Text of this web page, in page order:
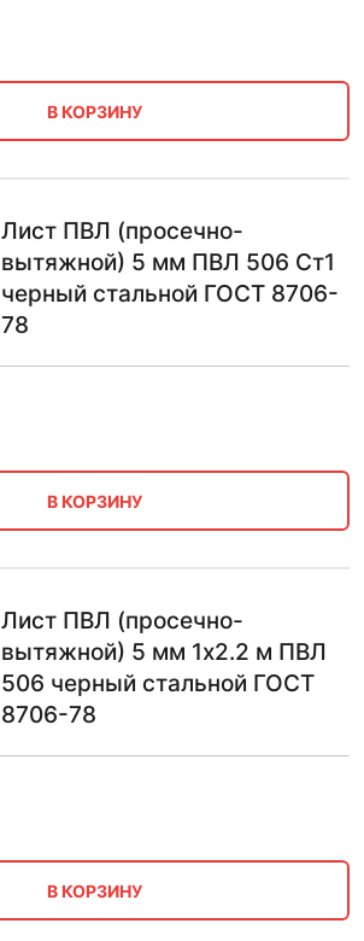
В КОРЗИНУ
Лист ПВЛ (просечно-
вытяжной) 5 мм ПВЛ 506 Ст1
черный стальной ГОСТ 8706-
78
В КОРЗИНУ
Лист ПВЛ (просечно-
вытяжной) 5 мм 1х2.2 м ПВЛ
506 черный стальной ГОСТ
8706-78
В КОРЗИНУ